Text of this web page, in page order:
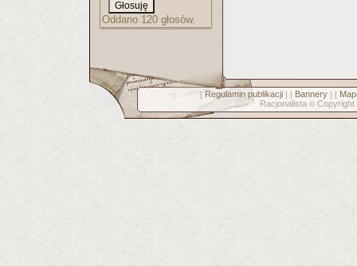
Oddano 120 głosów.
[ Regulamin publikacji] [ Bannery] [
Racjonalista © Copyright